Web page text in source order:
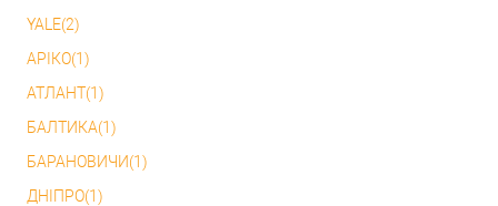
YALE(2)
АРІКО(1)
АТЛАНТ(1)
БАЛТИКА(1)
БАРАНОВИЧИ(1)
ДНІПРО(1)